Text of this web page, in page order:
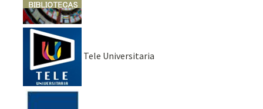
Tele Universitaria